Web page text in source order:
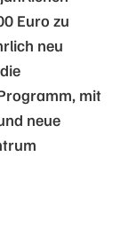
Euro zu
neu
mit
neue